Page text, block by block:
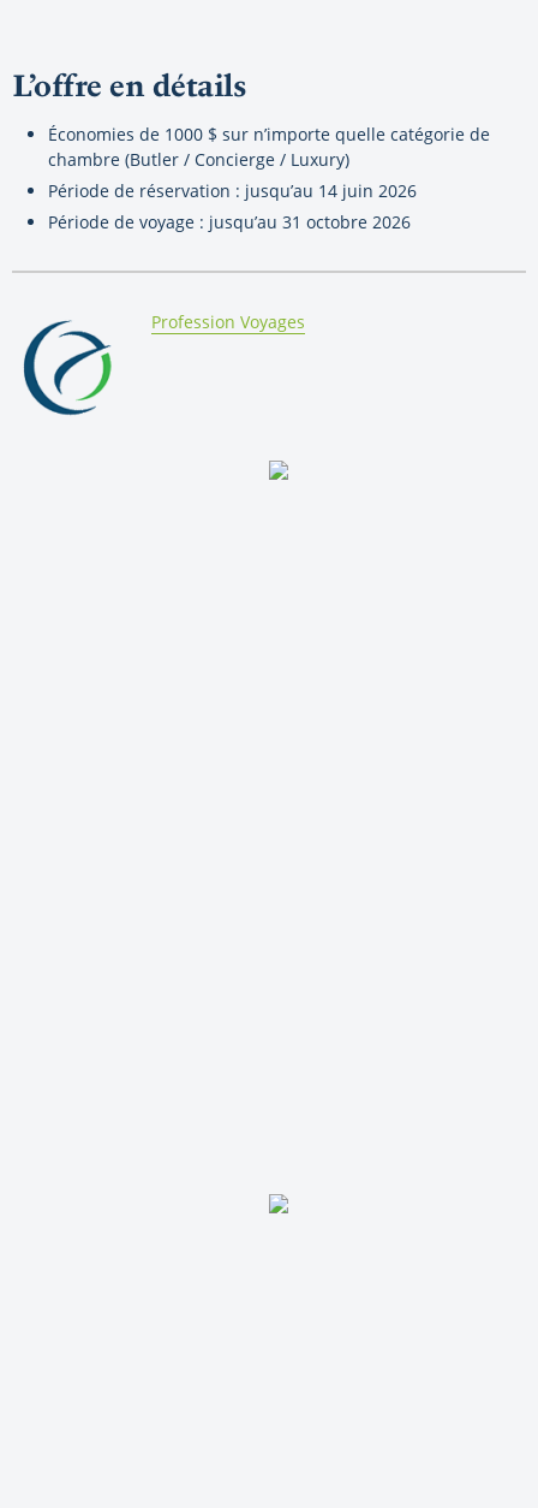
L’offre en détails
Économies de 1000 $ sur n’importe quelle catégorie de
chambre (Butler / Concierge / Luxury)
Période de réservation : jusqu’au 14 juin 2026
Période de voyage : jusqu’au 31 octobre 2026
By:
Profession Voyages